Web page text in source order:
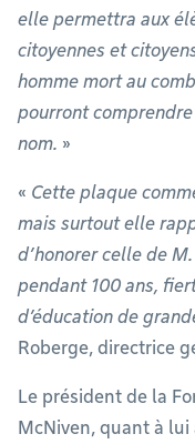
elle permettra aux
citoyennes et
homme mort au
pourront
nom. »
« Cette plaque
mais surtout elle
d’honorer celle de
pendant 100 ans,
d’éducation de
Roberge, directrice
Le président de la
McNiven, quant à lui